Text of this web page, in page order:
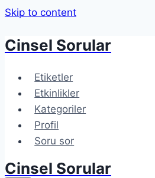
Skip to content
Cinsel Sorular
Etiketler
Etkinlikler
Kategoriler
Profil
Soru sor
Cinsel Sorular